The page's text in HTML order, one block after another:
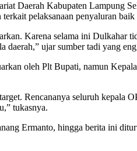
Daerah Kabupaten Lampung
pelaksanaan penyaluran
Karena selama ini Dulkahar
daerah,” ujar sumber tadi yang
oleh Plt Bupati, namun
Rencananya seluruh
tukasnya.
Ermanto, hingga berita ini